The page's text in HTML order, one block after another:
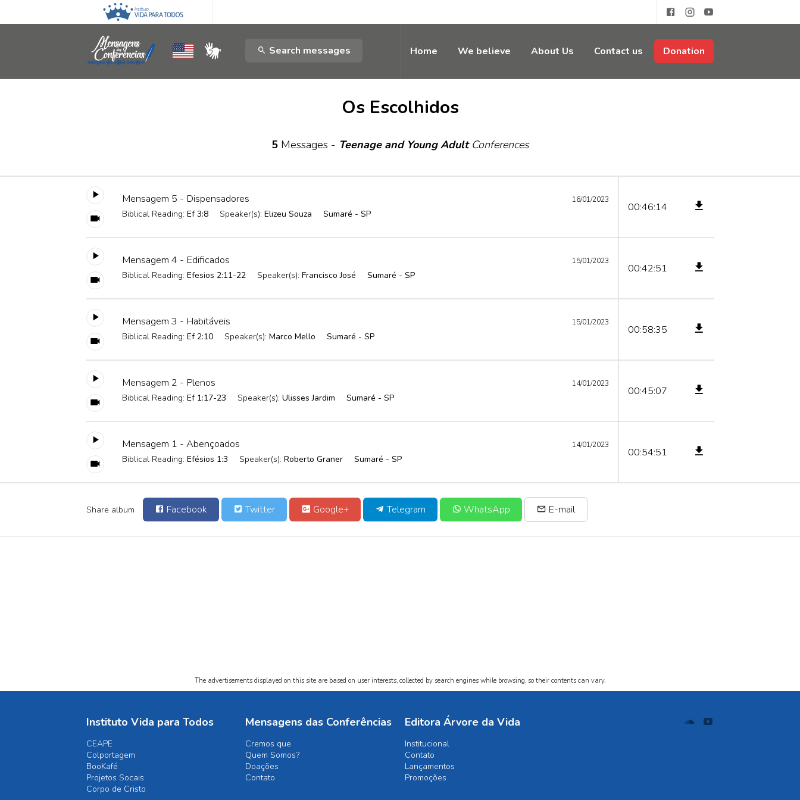
Search messages Home We believe About Us Contact us Donation
Os Escolhidos
5Messages - Teenage and Young AdultConferences
Mensagem 5 - Dispensadores 16/01/2023
Biblical Reading: Ef 3:8 Speaker(s): Elizeu Souza Sumaré - SP 00:46:14
Mensagem 4 - Edificados 15/01/2023
Biblical Reading: Efesios 2:11-22 Speaker(s): Francisco José Sumaré - SP 00:42:51
Mensagem 3 - Habitáveis 15/01/2023
Biblical Reading: Ef 2:10 Speaker(s): Marco Mello Sumaré - SP 00:58:35
Mensagem 2 - Plenos 14/01/2023
Biblical Reading: Ef 1:17-23 Speaker(s): Ulisses Jardim Sumaré - SP 00:45:07
Mensagem 1 - Abençoados 14/01/2023
Biblical Reading: Efésios 1:3 Speaker(s): Roberto Graner Sumaré - SP 00:54:51
Share album Facebook Twitter Google+ Telegram WhatsApp E-mail
The advertisements displayed on this site are based on user interests, collected by search engines while browsing, so their contents can vary.
Instituto Vida para Todos
CEAPE
Colportagem
BooKafé
Projetos Socais
Corpo de Cristo
Mensagens das Conferências
Cremos que
Quem Somos?
Doações
Contato
Editora Árvore da Vida
Institucional
Contato
Lançamentos
Promoções